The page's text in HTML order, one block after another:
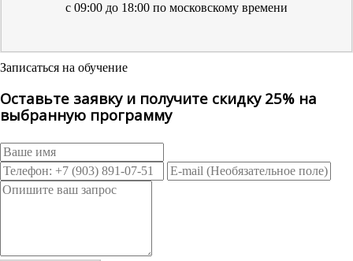
с 09:00 до 18:00 по московскому времени
Записаться на обучение
Оставьте заявку и получите скидку 25% на
выбранную программу